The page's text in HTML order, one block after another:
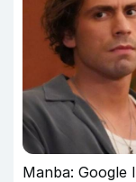
Manba: Google